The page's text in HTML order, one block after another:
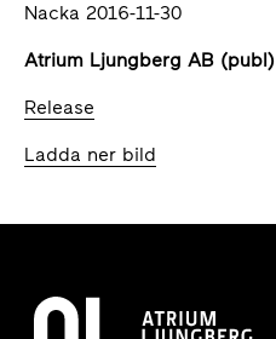
Nacka 2016-11-30
Atrium Ljungberg AB (publ)
Release
Ladda ner bild